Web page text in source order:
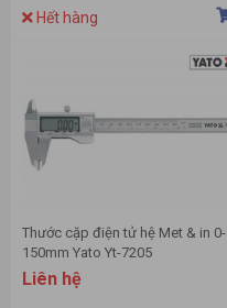
Hết hàng
Thước cặp điện tử hệ Met & in 0-
150mm Yato Yt-7205
Liên hệ